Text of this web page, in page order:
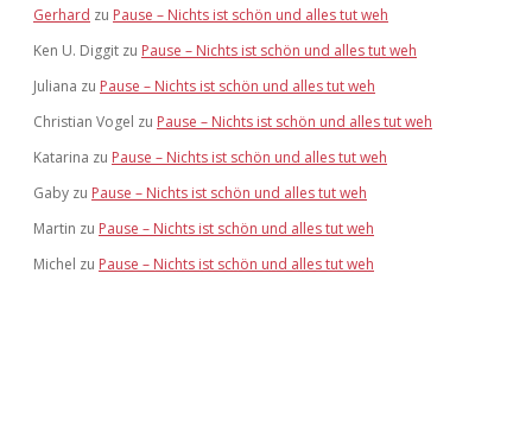
Gerhard zu Pause – Nichts ist schön und alles tut weh
Ken U. Diggit zu Pause – Nichts ist schön und alles tut weh
Juliana zu Pause – Nichts ist schön und alles tut weh
Christian Vogel zu Pause – Nichts ist schön und alles tut weh
Katarina zu Pause – Nichts ist schön und alles tut weh
Gaby zu Pause – Nichts ist schön und alles tut weh
Martin zu Pause – Nichts ist schön und alles tut weh
Michel zu Pause – Nichts ist schön und alles tut weh